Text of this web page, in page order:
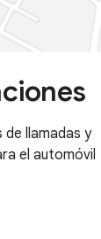
de llamadas y
el automóvil